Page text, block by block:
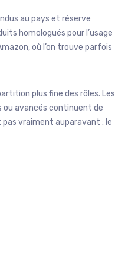
au pays et réserve
homologués pour l’usage
où l’on trouve parfois
plus fine des rôles. Les
ou avancés continuent de
pas vraiment auparavant : le